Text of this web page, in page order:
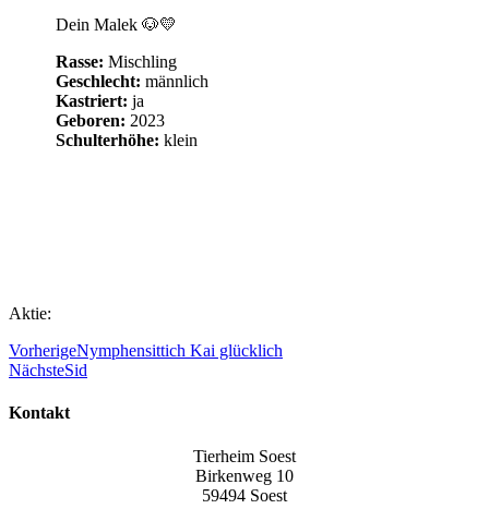
Dein Malek 🐶💛
Rasse:Mischling
Geschlecht:männlich
Kastriert:ja
Geboren: 2023
Schulterhöhe:klein
Aktie:
VorherigeNymphensittich Kai glücklich
NächsteSid
Kontakt
Tierheim Soest
Birkenweg 10
59494 Soest